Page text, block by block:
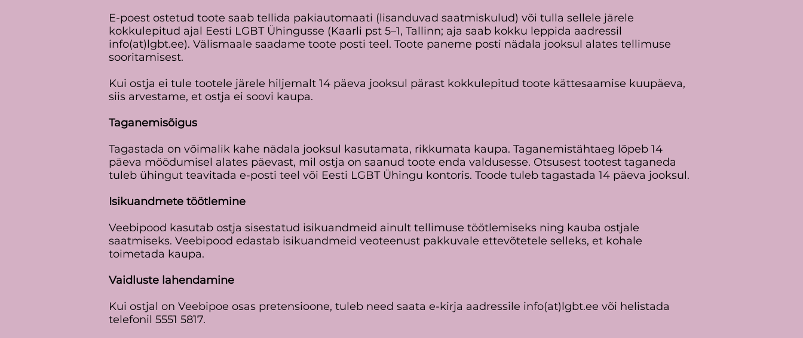
E-poest ostetud toote saab tellida pakiautomaati (lisanduvad saatmiskulud) või tulla sellele järele
kokkulepitud ajal Eesti LGBT Ühingusse (Kaarli pst 5–1, Tallinn; aja saab kokku leppida aadressil
info(at)lgbt.ee). Välismaale saadame toote posti teel. Toote paneme posti nädala jooksul alates tellimuse
sooritamisest.
Kui ostja ei tule tootele järele hiljemalt 14 päeva jooksul pärast kokkulepitud toote kättesaamise kuupäeva,
siis arvestame, et ostja ei soovi kaupa.
Taganemisõigus
Tagastada on võimalik kahe nädala jooksul kasutamata, rikkumata kaupa. Taganemistähtaeg lõpeb 14
päeva möödumisel alates päevast, mil ostja on saanud toote enda valdusesse. Otsusest tootest taganeda
tuleb ühingut teavitada e-posti teel või Eesti LGBT Ühingu kontoris. Toode tuleb tagastada 14 päeva jooksul.
Isikuandmete töötlemine
Veebipood kasutab ostja sisestatud isikuandmeid ainult tellimuse töötlemiseks ning kauba ostjale
saatmiseks. Veebipood edastab isikuandmeid veoteenust pakkuvale ettevõtetele selleks, et kohale
toimetada kaupa.
Vaidluste lahendamine
Kui ostjal on Veebipoe osas pretensioone, tuleb need saata e-kirja aadressile info(at)lgbt.ee või helistada
telefonil 5551 5817.